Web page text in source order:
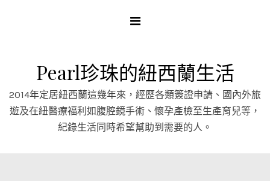
Pearl珍珠的紐西蘭生活
2014年定居紐西蘭這幾年來，經歷各類簽證申請、國內外旅
遊及在紐醫療福利如腹腔鏡手術、懷孕產檢至生產育兒等，
紀錄生活同時希望幫助到需要的人。